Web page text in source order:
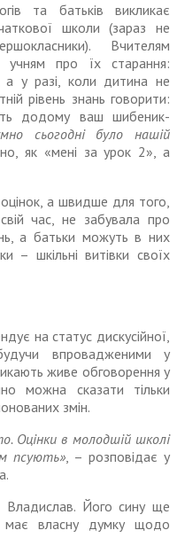
та батьків викликає
школи (зараз не
Вчителям
учням про їх старання:
у разі, коли дитина не
рівень знань говорити:
додому ваш шибеник-
сьогодні було нашій
як «мені за урок 2», а
а швидше для того,
час, не забувала про
а батьки можуть в них
– шкільні витівки своїх
на статус дискусійної,
впровадженими у
живе обговорення у
можна сказати тільки
змін.
Оцінки в молодшій школі
псують», – розповідає у
Владислав. Його сину ще
має власну думку щодо